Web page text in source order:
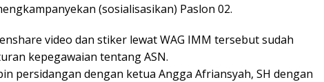
(sosialisasikan) Paslon 02.
video dan stiker lewat WAG IMM tersebut sudah
kepegawaian tentang ASN.
persidangan dengan ketua Angga Afriansyah, SH dengan